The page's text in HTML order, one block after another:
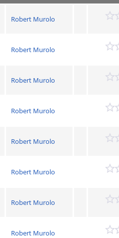
Robert Murolo
Robert Murolo
Robert Murolo
Robert Murolo
Robert Murolo
Robert Murolo
Robert Murolo
Robert Murolo